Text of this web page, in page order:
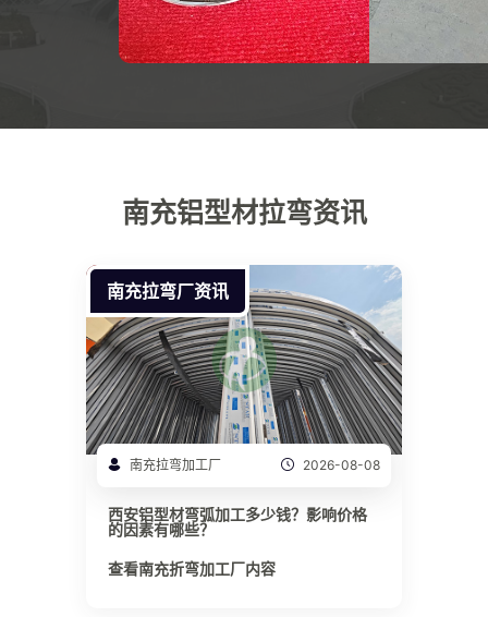
南充铝型材拉弯资讯
南充拉弯厂资讯
南充拉弯加工厂 2026-08-08
西安铝型材弯弧加工多少钱？影响价格
的因素有哪些？
查看南充折弯加工厂内容